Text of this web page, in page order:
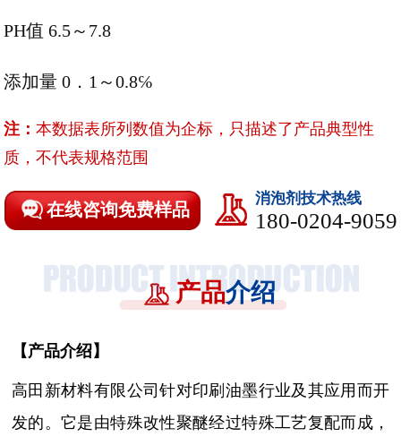
PH值 6.5～7.8
添加量 0．1～0.8℅
注：本数据表所列数值为企标，只描述了产品典型性
质，不代表规格范围
在线咨询免费样品
消泡剂技术热线
180-0204-9059
产品介绍
【产品介绍】
高田新材料有限公司针对印刷油墨行业及其应用而开
发的。它是由特殊改性聚醚经过特殊工艺复配而成，